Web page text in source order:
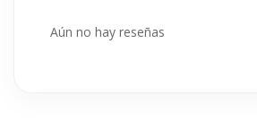
Aún no hay reseñas